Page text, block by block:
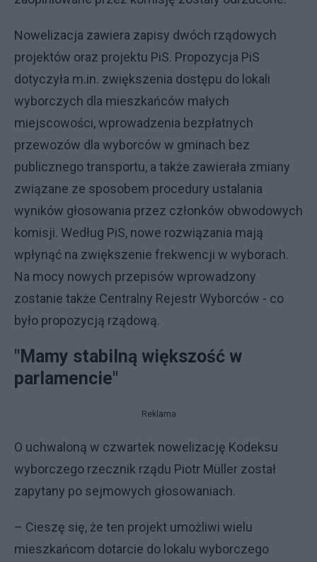
Nowelizacja zawiera zapisy dwóch rządowych
projektów oraz projektu PiS. Propozycja PiS
dotyczyła m.in. zwiększenia dostępu do lokali
wyborczych dla mieszkańców małych
miejscowości, wprowadzenia bezpłatnych
przewozów dla wyborców w gminach bez
publicznego transportu, a także zawierała zmiany
związane ze sposobem procedury ustalania
wyników głosowania przez członków obwodowych
komisji. Według PiS, nowe rozwiązania mają
wpłynąć na zwiększenie frekwencji w wyborach.
Na mocy nowych przepisów wprowadzony
zostanie także Centralny Rejestr Wyborców - co
było propozycją rządową.
"Mamy stabilną większość w
parlamencie"
Reklama
O uchwaloną w czwartek nowelizację Kodeksu
wyborczego rzecznik rządu Piotr Müller został
zapytany po sejmowych głosowaniach.
– Cieszę się, że ten projekt umożliwi wielu
mieszkańcom dotarcie do lokalu wyborczego